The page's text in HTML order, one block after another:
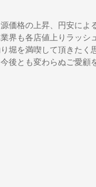
価格の上昇、円安によ
界も各店値上りラッシ
堀を満喫して頂きたく
後とも変わらぬご愛顧